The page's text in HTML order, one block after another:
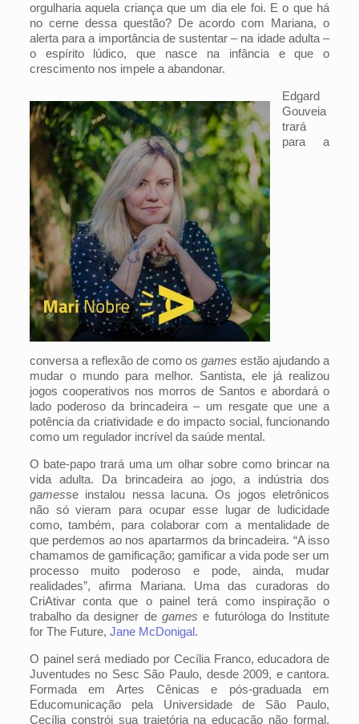
orgulharia aquela criança que um dia ele foi. E o que há
no cerne dessa questão? De acordo com Mariana, o
alerta para a importância de sustentar – na idade adulta –
o espírito lúdico, que nasce na infância e que o
crescimento nos impele a abandonar.
Edgard
Gouveia
trará
para a
conversa a reflexão de como osgames estão ajudando a
mudar o mundo para melhor. Santista, ele já realizou
jogos cooperativos nos morros de Santos e abordará o
lado poderoso da brincadeira – um resgate que une a
potência da criatividade e do impacto social, funcionando
como um regulador incrível da saúde mental.
O bate-papo trará uma um olhar sobre como brincar na
vida adulta. Da brincadeira ao jogo, a indústria dos
gamesse instalou nessa lacuna. Os jogos eletrônicos
não só vieram para ocupar esse lugar de ludicidade
como, também, para colaborar com a mentalidade de
que perdemos ao nos apartarmos da brincadeira. “A isso
chamamos de gamificação; gamificar a vida pode ser um
processo muito poderoso e pode, ainda, mudar
realidades”, afirma Mariana. Uma das curadoras do
CriAtivar conta que o painel terá como inspiração o
trabalho da designer de games e futuróloga do Institute
for The Future, Jane McDonigal .
O painel será mediado por Cecília Franco, educadora de
Juventudes no Sesc São Paulo, desde 2009, e cantora.
Formada em Artes Cênicas e pós-graduada em
Educomunicação pela Universidade de São Paulo,
Cecília constrói sua trajetória na educação não formal,